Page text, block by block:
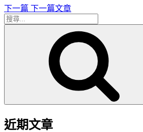
下一篇 下一篇文章
搜
近期文章